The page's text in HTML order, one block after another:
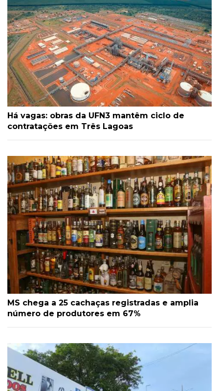
Há vagas: obras da UFN3 mantêm ciclo de
contratações em Três Lagoas
MS chega a 25 cachaças registradas e amplia
número de produtores em 67%